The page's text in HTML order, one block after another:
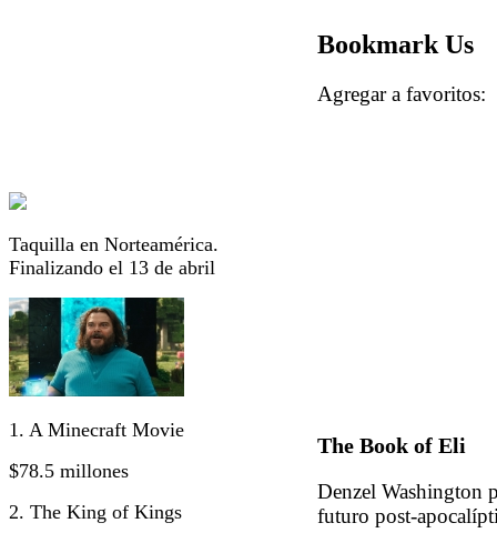
Taquilla en Norteamérica.
Finalizando el 13 de abril
1. A Minecraft Movie
$78.5 millones
2. The King of Kings
Bookmark Us
Agregar a
The Book of Eli
Denzel Washington
futuro post-